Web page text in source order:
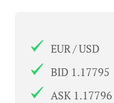
EUR / USD
BID 1.17795
ASK 1.17796